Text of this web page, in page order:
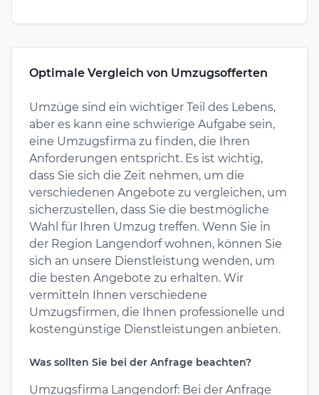
Optimale Vergleich von Umzugsofferten
Umzüge sind ein wichtiger Teil des Lebens,
aber es kann eine schwierige Aufgabe sein,
eine Umzugsfirma zu finden, die Ihren
Anforderungen entspricht. Es ist wichtig,
dass Sie sich die Zeit nehmen, um die
verschiedenen Angebote zu vergleichen, um
sicherzustellen, dass Sie die bestmögliche
Wahl für Ihren Umzug treffen. Wenn Sie in
der Region Langendorf wohnen, können Sie
sich an unsere Dienstleistung wenden, um
die besten Angebote zu erhalten. Wir
vermitteln Ihnen verschiedene
Umzugsfirmen, die Ihnen professionelle und
kostengünstige Dienstleistungen anbieten.
Was sollten Sie bei der Anfrage beachten?
Umzugsfirma Langendorf: Bei der Anfrage